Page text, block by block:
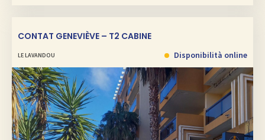
CONTAT GENEVIÈVE – T2 CABINE
LE LAVANDOU Disponibilità online